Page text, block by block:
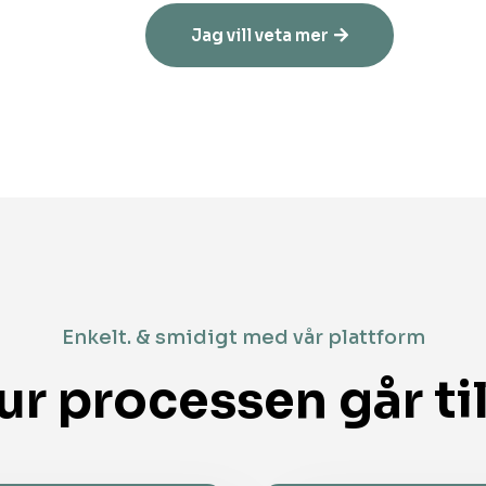
Jag vill veta mer
Enkelt. & smidigt med vår plattform
processen går